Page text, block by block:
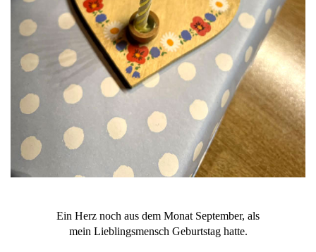
Ein Herz noch aus dem Monat September, als
mein Lieblingsmensch Geburtstag hatte.